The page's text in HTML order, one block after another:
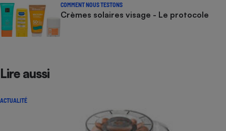
COMMENT NOUS TESTONS
Crèmes solaires visage - Le protocole
Lire aussi
ACTUALITÉ